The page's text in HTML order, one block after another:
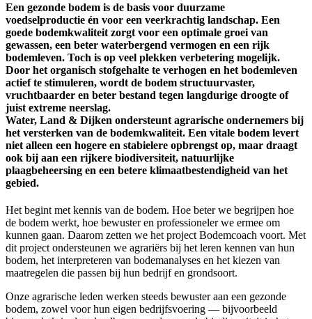
Een gezonde bodem is de basis voor duurzame
voedselproductie én voor een veerkrachtig landschap. Een
goede bodemkwaliteit zorgt voor een optimale groei van
gewassen, een beter waterbergend vermogen en een rijk
bodemleven. Toch is op veel plekken verbetering mogelijk.
Door het organisch stofgehalte te verhogen en het bodemleven
actief te stimuleren, wordt de bodem structuurvaster,
vruchtbaarder en beter bestand tegen langdurige droogte of
juist extreme neerslag.
Water, Land & Dijken ondersteunt agrarische ondernemers bij
het versterken van de bodemkwaliteit. Een vitale bodem levert
niet alleen een hogere en stabielere opbrengst op, maar draagt
ook bij aan een rijkere biodiversiteit, natuurlijke
plaagbeheersing en een betere klimaatbestendigheid van het
gebied.
Het begint met kennis van de bodem. Hoe beter we begrijpen hoe
de bodem werkt, hoe bewuster en professioneler we ermee om
kunnen gaan. Daarom zetten we het project Bodemcoach voort. Met
dit project ondersteunen we agrariërs bij het leren kennen van hun
bodem, het interpreteren van bodemanalyses en het kiezen van
maatregelen die passen bij hun bedrijf en grondsoort.
Onze agrarische leden werken steeds bewuster aan een gezonde
bodem, zowel voor hun eigen bedrijfsvoering — bijvoorbeeld